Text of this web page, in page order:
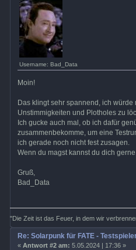
Username: Bad_Data
Moin!
Das klingt sehr spannend, ich würde
Unstimmigkeiten und Plotholes zu
Ich gucke auch mal, ob ich dafür
zusammenbekomme, um eine
ich gerade noch nicht fest zusagen.
Wenn du magst kannst du dich
Gruß,
Bad_Data
"Die Zeit ist das Feuer, in dem wir
Re: Solarpunk für FATE -
« Antwort #2 am: 5.05.2024 | 17:36 »